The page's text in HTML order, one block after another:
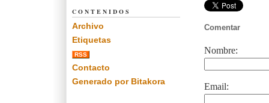
Comentar
Nombre:
Email:
CONTENIDOS
Archivo
Etiquetas
RSS
Contacto
Generado por Bitakora